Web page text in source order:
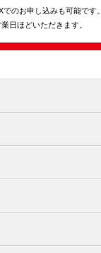
でのお申し込みも可能です。
日ほどいただきます。